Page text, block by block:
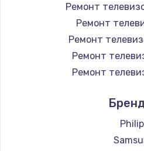
Замена шим-
3900
1030
Ремонт
Ремонт
Ремонт
Ремонт
Ремонт
Ремонт
Ремонт
Ремонт